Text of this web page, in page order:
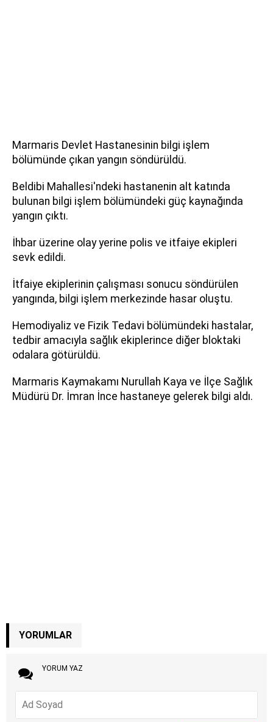
Marmaris Devlet Hastanesinin bilgi işlem
bölümünde çıkan yangın söndürüldü.
Beldibi Mahallesi'ndeki hastanenin alt katında
bulunan bilgi işlem bölümündeki güç kaynağında
yangın çıktı.
İhbar üzerine olay yerine polis ve itfaiye ekipleri
sevk edildi.
İtfaiye ekiplerinin çalışması sonucu söndürülen
yangında, bilgi işlem merkezinde hasar oluştu.
Hemodiyaliz ve Fizik Tedavi bölümündeki hastalar,
tedbir amacıyla sağlık ekiplerince diğer bloktaki
odalara götürüldü.
Marmaris Kaymakamı Nurullah Kaya ve İlçe Sağlık
Müdürü Dr. İmran İnce hastaneye gelerek bilgi aldı.
YORUMLAR
YORUM YAZ